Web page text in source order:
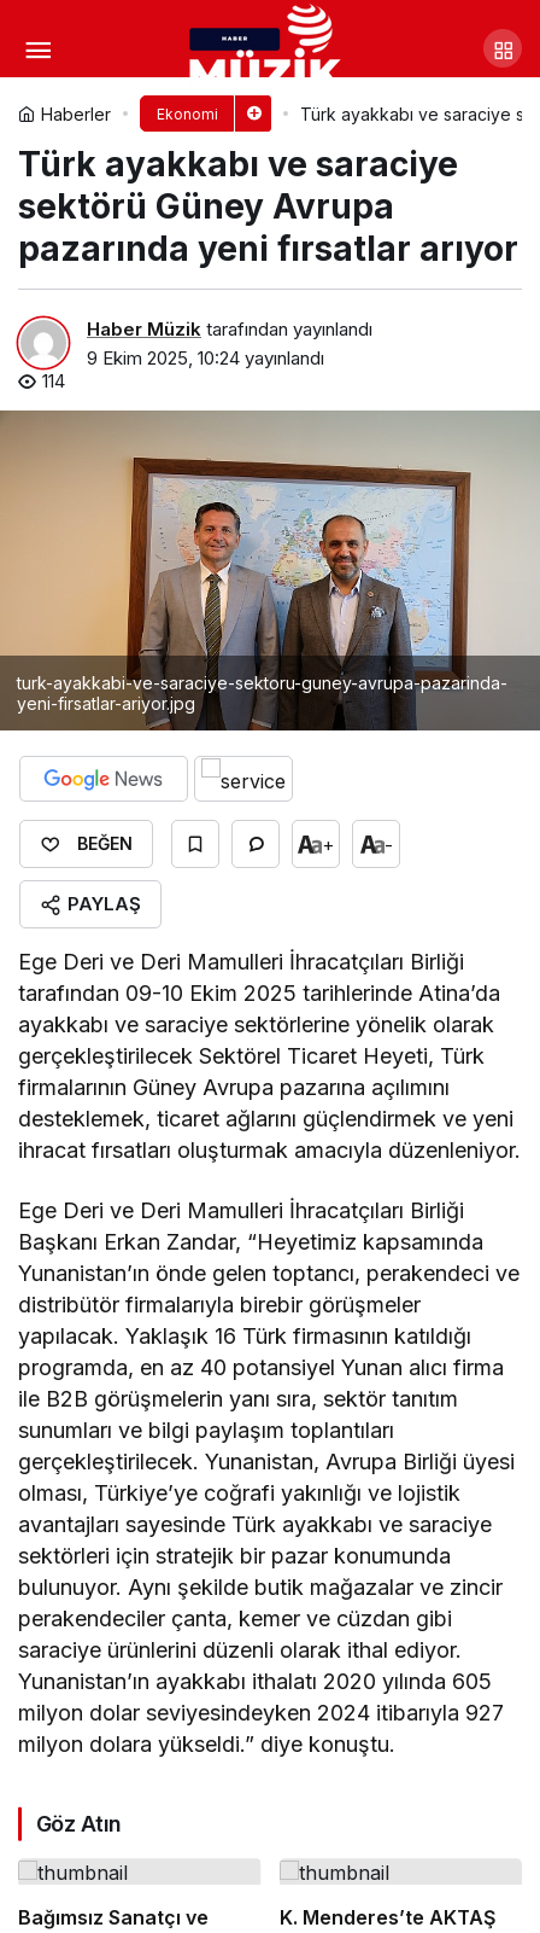
Haberler Ekonomi Türk ayakkabı ve saraciye
Türk ayakkabı ve saraciye
sektörü Güney Avrupa
pazarında yeni fırsatlar arıyor
Haber Müzik tarafından yayınlandı
9 Ekim 2025, 10:24 yayınlandı
114
turk-ayakkabi-ve-saraciye-sektoru-guney-avrupa-pazarinda-
yeni-firsatlar-ariyor.jpg
BEĞEN + -
PAYLAŞ
Ege Deri ve Deri Mamulleri İhracatçıları Birliği
tarafından 09-10 Ekim 2025 tarihlerinde Atina’da
ayakkabı ve saraciye sektörlerine yönelik olarak
gerçekleştirilecek Sektörel Ticaret Heyeti, Türk
firmalarının Güney Avrupa pazarına açılımını
desteklemek, ticaret ağlarını güçlendirmek ve yeni
ihracat fırsatları oluşturmak amacıyla düzenleniyor.
Ege Deri ve Deri Mamulleri İhracatçıları Birliği
Başkanı Erkan Zandar, “Heyetimiz kapsamında
Yunanistan’ın önde gelen toptancı, perakendeci ve
distribütör firmalarıyla birebir görüşmeler
yapılacak. Yaklaşık 16 Türk firmasının katıldığı
programda, en az 40 potansiyel Yunan alıcı firma
ile B2B görüşmelerin yanı sıra, sektör tanıtım
sunumları ve bilgi paylaşım toplantıları
gerçekleştirilecek. Yunanistan, Avrupa Birliği üyesi
olması, Türkiye’ye coğrafi yakınlığı ve lojistik
avantajları sayesinde Türk ayakkabı ve saraciye
sektörleri için stratejik bir pazar konumunda
bulunuyor. Aynı şekilde butik mağazalar ve zincir
perakendeciler çanta, kemer ve cüzdan gibi
saraciye ürünlerini düzenli olarak ithal ediyor.
Yunanistan’ın ayakkabı ithalatı 2020 yılında 605
milyon dolar seviyesindeyken 2024 itibarıyla 927
milyon dolara yükseldi.” diye konuştu.
Göz Atın
Bağımsız Sanatçı ve
K. Menderes’te AKTAŞ
VakıfBank’tan KOBİ’lerin Yeşil
Dönüşümüne Destek
Yorum Yap